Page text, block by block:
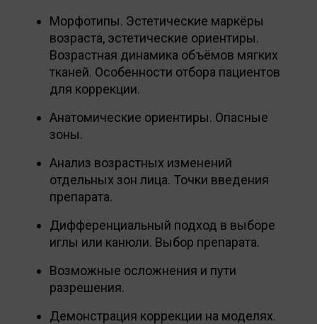
Морфотипы. Эстетические маркёры
возраста, эстетические ориентиры.
Возрастная динамика объёмов мягких
тканей. Особенности отбора пациентов
для коррекции.
Анатомические ориентиры. Опасные
зоны.
Анализ возрастных изменений
отдельных зон лица. Точки введения
препарата.
Дифференциальный подход в выборе
иглы или канюли. Выбор препарата.
Возможные осложнения и пути
разрешения.
Демонстрация коррекции на моделях.